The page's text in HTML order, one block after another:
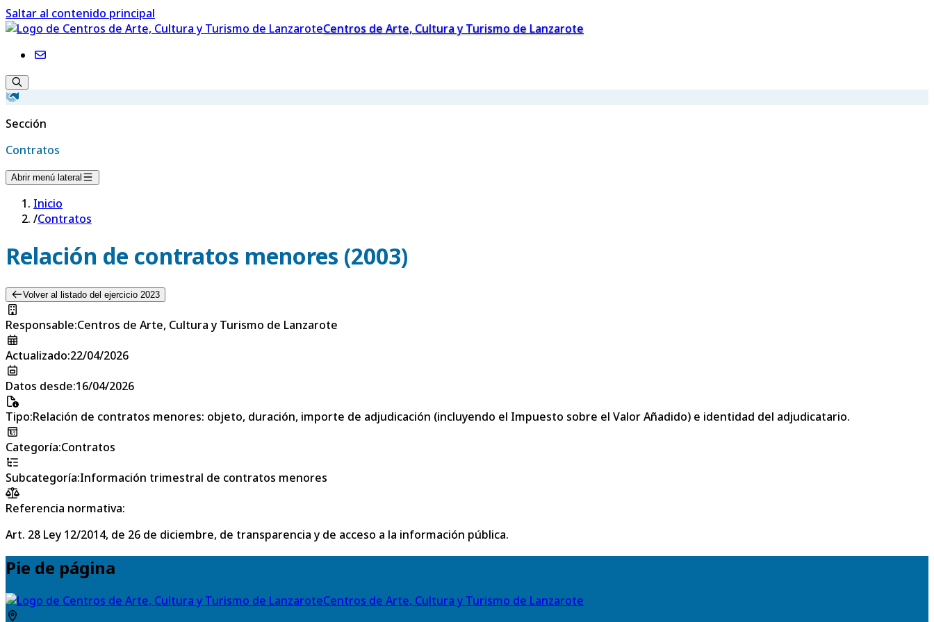
Saltar al contenido principal
Centros de Arte, Cultura y Turismo de Lanzarote
Sección
Contratos
Abrir menú lateral
Inicio
/Contratos
Relación de contratos menores (2003)
Volver al listado del ejercicio 2023
Responsable:Centros de Arte, Cultura y Turismo de Lanzarote
Actualizado:22/04/2026
Datos desde:16/04/2026
Tipo:Relación de contratos menores: objeto, duración, importe de adjudicación (incluyendo el Impuesto sobre el Valor Añadido) e identidad del adjudicatario.
Categoría:Contratos
Subcategoría:Información trimestral de contratos menores
Referencia normativa:
Art. 28 Ley 12/2014, de 26 de diciembre, de transparencia y de acceso a la información pública.
Pie de página
Centros de Arte, Cultura y Turismo de Lanzarote